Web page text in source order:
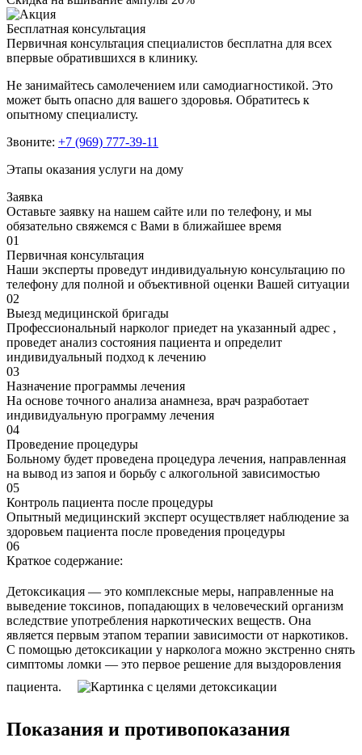
Бесплатная консультация
Первичная консультация специалистов бесплатна для всех
впервые обратившихся в клинику.
Не занимайтесь самолечением или самодиагностикой. Это
может быть опасно для вашего здоровья. Обратитесь к
опытному специалисту.
Звоните: +7 (969) 777-39-11
Этапы оказания услуги на дому
Заявка
Оставьте заявку на нашем сайте или по телефону, и мы
обязательно свяжемся с Вами в ближайшее время
01
Первичная консультация
Наши эксперты проведут индивидуальную консультацию по
телефону для полной и объективной оценки Вашей ситуации
02
Выезд медицинской бригады
Профессиональный нарколог приедет на указанный адрес ,
проведет анализ состояния пациента и определит
индивидуальный подход к лечению
03
Назначение программы лечения
На основе точного анализа анамнеза, врач разработает
индивидуальную программу лечения
04
Проведение процедуры
Больному будет проведена процедура лечения, направленная
на вывод из запоя и борьбу с алкогольной зависимостью
05
Контроль пациента после процедуры
Опытный медицинский эксперт осуществляет наблюдение за
здоровьем пациента после проведения процедуры
06
Краткое содержание:
Детоксикация — это комплексные меры, направленные на
выведение токсинов, попадающих в человеческий организм
вследствие употребления наркотических веществ. Она
является первым этапом терапии зависимости от наркотиков.
С помощью детоксикации у нарколога можно экстренно снять
симптомы ломки — это первое решение для выздоровления
пациента.
Показания и противопоказания